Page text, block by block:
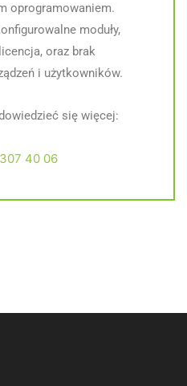
oprogramowaniem.
moduły,
oraz brak
i użytkowników.
się więcej:
40 06